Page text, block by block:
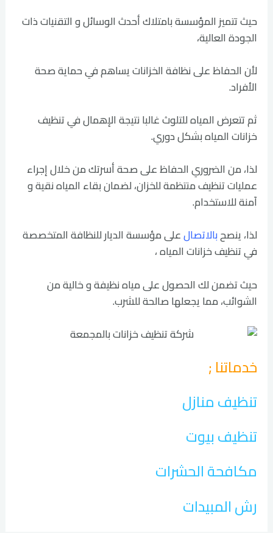
حيث تتميز المؤسسة بامتلاك أحدث الوسائل و التقنيات ذات
الجودة العالية،
لأن الحفاظ على نظافة الخزانات يساهم في حماية صحة
الأفراد.
ثم تتعرض المياه للتلوث غالبا نتيجة الإهمال في تنظيف
خزانات المياه بشكل دوري.
لذا، من الضروري الحفاظ على صحة أسرتك من خلال إجراء
عمليات تنظيف منتظمة للخزان، لضمان بقاء المياه نقية و
آمنة للاستخدام.
لذا، ينصحبالاتصالعلى مؤسسة الديار للنظافة المتخصصة
في تنظيف خزانات المياه ،
حيث تضمن لك الحصول على مياه نظيفة و خالية من
الشوائب، مما يجعلها صالحة للشرب.
خدماتنا ;
تنظيف منازل
تنظيف بيوت
مكافحة الحشرات
رش المبيدات